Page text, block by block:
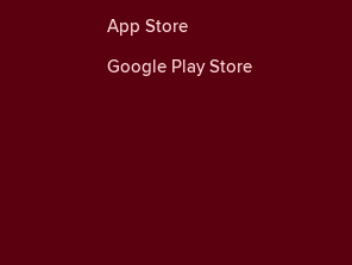
App Store
Google Play Store